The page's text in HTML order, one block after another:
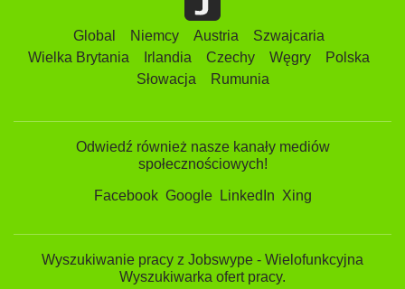
Global Niemcy Austria
Szwajcaria
Wielka Brytania
Irlandia Czechy Węgry
Polska
Słowacja
Rumunia
Odwiedź również nasze kanały mediów
społecznościowych!
Facebook Google LinkedIn Xing
Wyszukiwanie pracy z Jobswype - Wielofunkcyjna
Wyszukiwarka ofert pracy.